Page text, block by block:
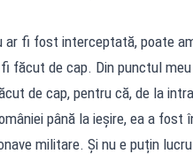
ar fi fost interceptată, poate
făcut de cap. Din punctul meu
de cap, pentru că, de la
până la ieșire, ea a fost
militare. Și nu e puțin